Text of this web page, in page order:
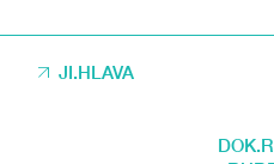
JI.HLAVA